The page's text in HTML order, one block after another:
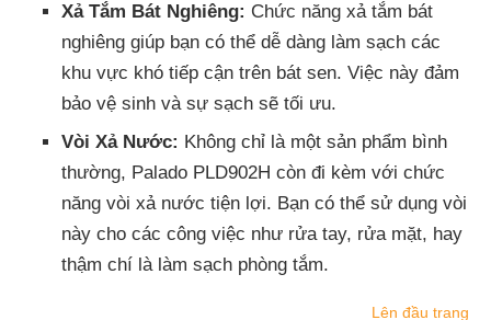
Xả Tắm Bát Nghiêng: Chức năng xả tắm bát
nghiêng giúp bạn có thể dễ dàng làm sạch các
khu vực khó tiếp cận trên bát sen. Việc này đảm
bảo vệ sinh và sự sạch sẽ tối ưu.
Vòi Xả Nước: Không chỉ là một sản phẩm bình
thường, Palado PLD902H còn đi kèm với chức
năng vòi xả nước tiện lợi. Bạn có thể sử dụng vòi
này cho các công việc như rửa tay, rửa mặt, hay
thậm chí là làm sạch phòng tắm.
Lên đầu trang